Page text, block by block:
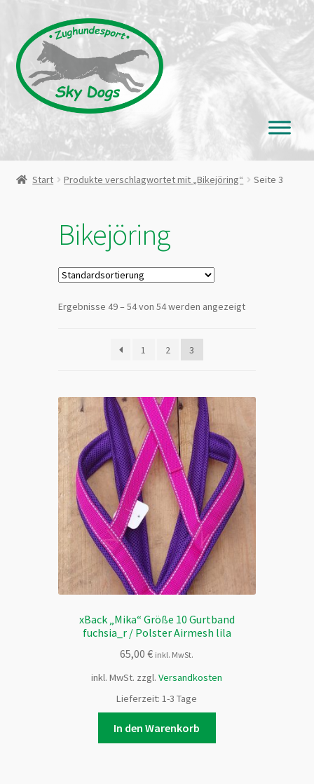
Navigation
springen
Inhalt
springen
Start Produkte verschlagwortet mit „Bikejöring“ Seite 3
Bikejöring
Ergebnisse 49 – 54 von 54 werden angezeigt
1 2 3
xBack „Mika“ Größe 10 Gurtband
fuchsia_r / Polster Airmesh lila
65,00€ inkl. MwSt.
inkl. MwSt. zzgl.Versandkosten
Lieferzeit:1-3 Tage
In den Warenkorb